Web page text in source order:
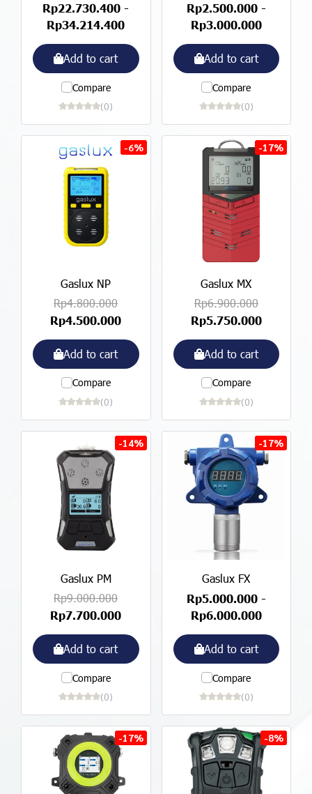
Rp22.730.400 -
Rp34.214.400
Add to cart
Compare
(0)
Rp2.500.000-
Rp3.000.000
Add to cart
Compare
(0)
-6%
Gaslux NP
Rp4.800.000
Rp4.500.000
Add to cart
Compare
(0)
-17%
Gaslux MX
Rp6.900.000
Rp5.750.000
Add to cart
Compare
(0)
-14%
Gaslux PM
Rp9.000.000
Rp7.700.000
Add to cart
Compare
(0)
-17%
Gaslux FX
Rp5.000.000-
Rp6.000.000
Add to cart
Compare
(0)
-17% -8%